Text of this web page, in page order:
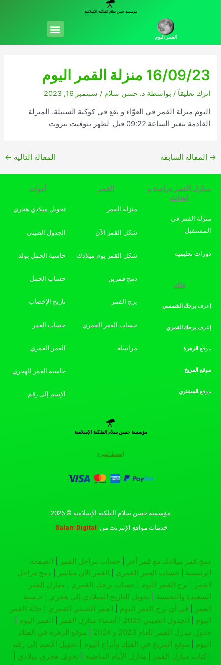
مؤسسة حسن سلام الفلكية الإسلامية
القمر اليوم
Menu
16/09/23 منزلة القمر اليوم
اترك تعليقاً / بواسطة د. حسن سلام/ سبتمبر 16, 2023
اليوم منزلة القمر في العوّاء و يقع في كوكبة السنبلة. المنزلة
القادمة تتغير الساعة 09:22 قبل الظهر بتوقيت بيروت
→ المقالة السابقة المقالة التالية ←
منازل القمر دراسة و
ابحاث
منزلة القمر في
المستقبل
دورات تعليميه
فلك
إعرف برجك الشمسي
إعرف برجك القمري
موقع الزهرة
موقع المريخ
موقع المشتري
القمر
منزلة القمر
شكل القمر الآن
شكل القمر يوم ميلادك
دمج قمرين
برج القمر
حساب العمر القمري
مراسلة
أدوات
تحويل ميلادي هجري
الجدول الصيني
حاسبة الحمل بولد
حساب الحمل
تاريخ الإخصاب
حساب العمر
العمر القمري
حاسبة العمر الهجري
الإسم إلى رقم
مؤسسة حسن سلام الفلكية الإسلامية
إضغط للتبرع
مؤسسة حسن سلام الفلكية الإسلامية © 2026
خدمات مواقع الإنترنت من Salam Digital
دمج قمر ميلادك مع قمر آخر حساب مراحل القمر
الصفحة
الرئيسية
حساب العمر القمري القمر الآن مباشر
دمج مراحل
القمر
برج القمر اليوم حساب برجك القمري
منازل القمر
السعيدة والنحيسة
تحويل التاريخ الميلادي إلى هجري
حاسبة
العمر
في أي برج القمر اليوم العمر الصيني القمري
حالة القمر
اليوم
الجدول الصيني 2025 أسماء منازل القمر القمر اليوم
جدول منازل القمر للعام 2023 و 2024
موقع الزهرة في الفلك
اليوم
موقع المريخ في الفلك وأبراج اليوم
تحويل الإسم إلى رقم
كتاب منازل القمر منازل الأيام الماضية تحويل هجري ميلادي